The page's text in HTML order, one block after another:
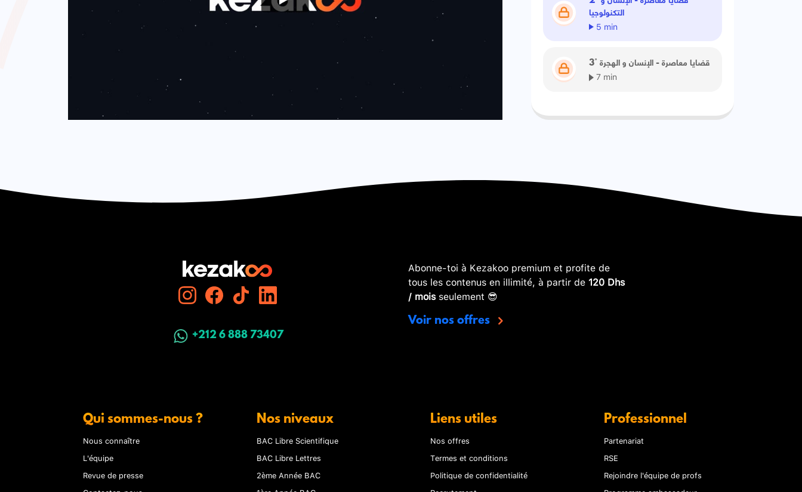
التكنولوجيا
5 min
3° قضايا معاصرة - الإنسان و الهجرة
7 min
+212 6 888 73407
Abonne-toi à Kezakoo premium et profite de
tous les contenus en illimité, à partir de 120 Dhs
/ moisseulement 😎
Voir nos offres
Qui sommes-nous ?
Nous connaître
L'équipe
Revue de presse
Nos niveaux
BAC Libre Scientifique
BAC Libre Lettres
2ème Année BAC
Liens utiles
Nos offres
Termes et conditions
Politique de confidentialité
Professionnel
Partenariat
RSE
Rejoindre l'équipe de profs